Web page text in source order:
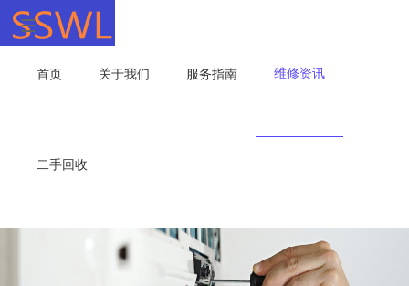
首页 关于我们 服务指南 维修资讯
二手回收